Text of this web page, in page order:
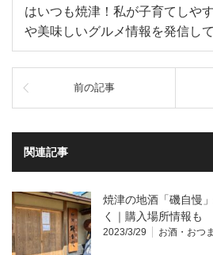
はいつも焼津！私が子育てしや
や美味しいグルメ情報を発信し
前の記事
関連記事
焼津の地酒「磯自慢
く｜購入場所情報も
2023/3/29 お酒・おつ